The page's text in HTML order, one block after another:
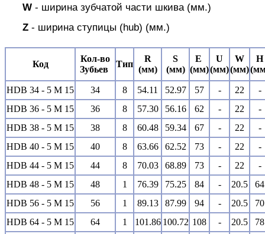
W - ширина зубчатой части шкива (мм.)
Z - ширина ступицы (hub) (мм.)
Код
Кол-во
Зубьев
Тип
R
(мм)
S
(мм)
E
(мм)
U
(мм)
W
(мм)
H
HDВ 34 - 5 M 15 34 8 54.11 52.97 57 - 22
-
HDВ 36 - 5 M 15
36 8 57.30 56.16 62 - 22
-
HDВ 38 - 5 M 15
38 8 60.48 59.34 67 - 22
-
HDВ 40 - 5 M 15
40 8 63.66 62.52 73 - 22
-
HDВ 44 - 5 M 15
44 8 70.03 68.89 73 - 22
-
HDВ 48 - 5 M 15
48 1 76.39 75.25 84 - 20.5
64
HDВ 56 - 5 M 15
56 1 89.13 87.99 94 - 20.5
70
HDВ 64 - 5 M 15
64 1 101.86 100.72 108 - 20.5
78